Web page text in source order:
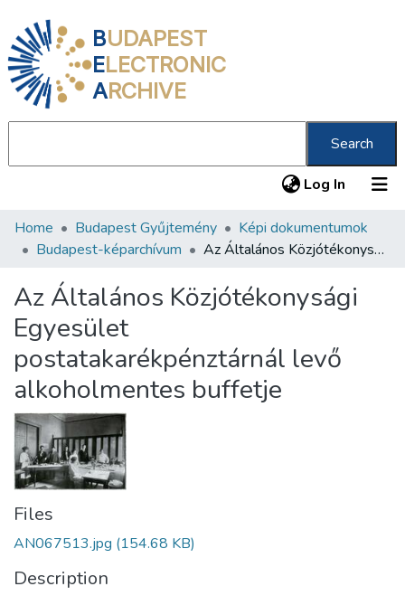
BUDAPEST
ELECTRONIC
ARCHIVE
Search
Log In (current)
Communities & Collections
Statistics
About us
Home Budapest Gyűjtemény
Képi dokumentumok
Budapest-képarchívum
Az Általános Közjótékonysági Egyesület postatakarékpénztárnál levő alkoholmentes buffetje
Az Általános Közjótékonysági
Egyesület
postatakarékpénztárnál levő
alkoholmentes buffetje
Files
AN067513.jpg (154.68 KB)
Description